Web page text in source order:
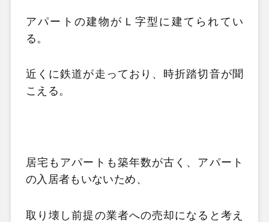
アパートの建物がＬ字型に建てられてい
る。
近くに鉄道が走っており、時折踏切音が聞
こえる。
居宅もアパートも築年数が古く、アパート
の入居者もいないため、
取り壊し前提の業者への売却になると考え